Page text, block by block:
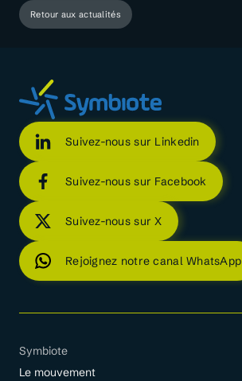
Retour aux actualités
Suivez-nous sur Linkedin
Suivez-nous sur Facebook
Suivez-nous sur X
Rejoignez notre canal WhatsApp
Symbiote
Le mouvement